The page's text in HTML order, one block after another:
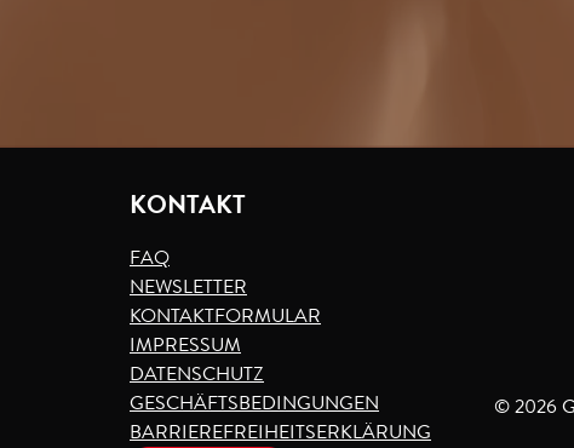
KONTAKT
FAQ
NEWSLETTER
KONTAKTFORMULAR
IMPRESSUM
DATENSCHUTZ
GESCHÄFTSBEDINGUNGEN
BARRIEREFREIHEITSERKLÄRUNG
© 2026